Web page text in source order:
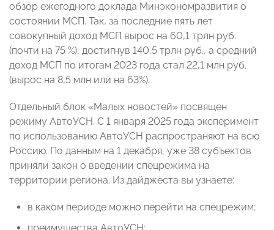
обзор ежегодного доклада Минэкономразвития о
состоянии МСП. Так, за последние пять лет
совокупный доход МСП вырос на 60,1 трлн руб.
(почти на 75 %), достигнув 140,5 трлн руб., а средний
доход МСП по итогам 2023 года стал 22,1 млн руб.
(вырос на 8,5 млн или на 63%).
Отдельный блок «Малых новостей» посвящен
режиму АвтоУСН. С 1 января 2025 года эксперимент
по использованию АвтоУСН распространяют на всю
Россию. По данным на 1 декабря, уже 38 субъектов
приняли закон о введении спецрежима на
территории региона. Из дайджеста вы узнаете:
в каком периоде можно перейти на спецрежим;